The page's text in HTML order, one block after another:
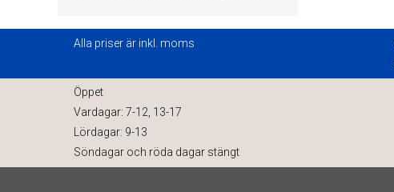
Alla priser är inkl. moms
Öppet
Vardagar: 7-12, 13-17
Lördagar: 9-13
Söndagar och röda dagar stängt